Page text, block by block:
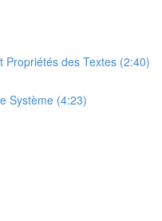
Propriétés des Textes (2:40)
Système (4:23)